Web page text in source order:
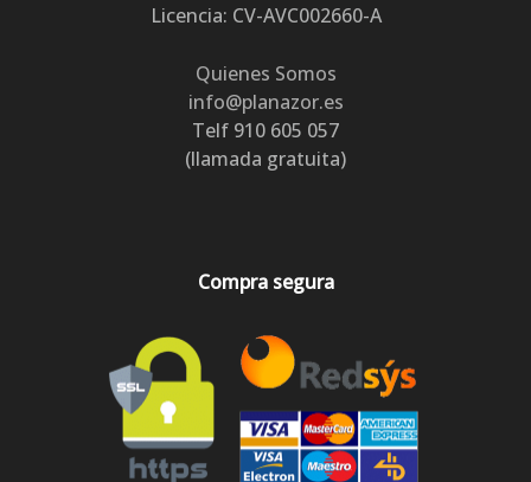
Licencia: CV-AVC002660-A
Quienes Somos
info@planazor.es
Telf 910 605 057
(llamada gratuita)
Compra segura